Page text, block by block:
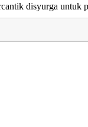
disyurga untuk